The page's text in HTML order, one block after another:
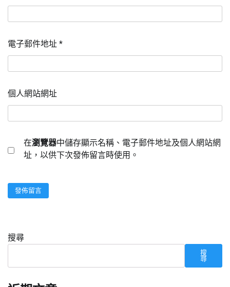
電子郵件地址 *
個人網站網址
在瀏覽器中儲存顯示名稱、電子郵件地址及個人網站網
址，以供下次發佈留言時使用。
搜尋
搜
尋